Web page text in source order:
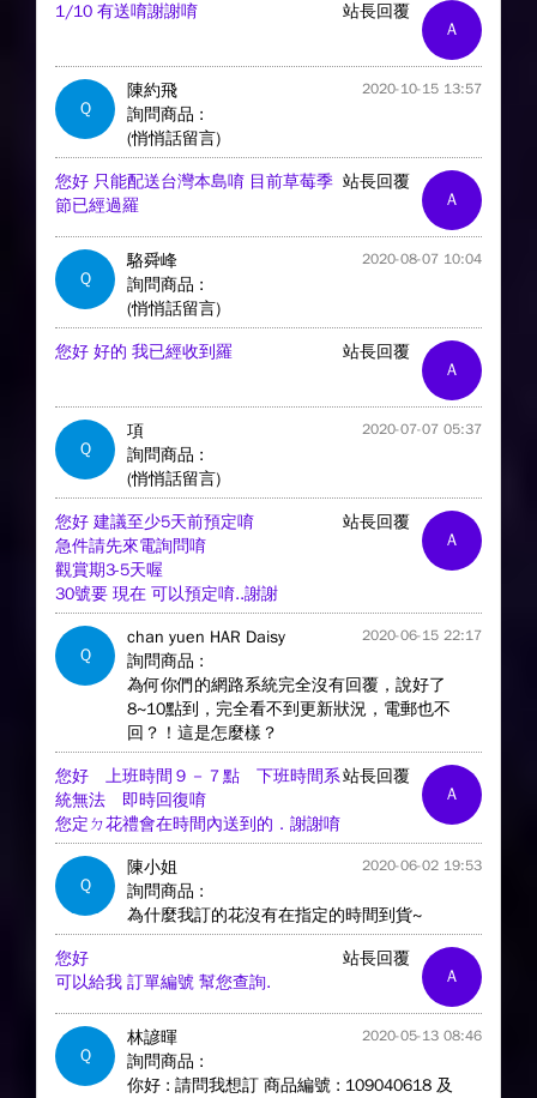
A
站長回覆
1/10 有送唷謝謝唷
Q
陳約飛 2020-10-15 13:57
詢問商品 :
(悄悄話留言)
A
站長回覆
您好 只能配送台灣本島唷 目前草莓季
節已經過羅
Q
駱舜峰 2020-08-07 10:04
詢問商品 :
(悄悄話留言)
A
站長回覆
您好 好的 我已經收到羅
Q
項 2020-07-07 05:37
詢問商品 :
(悄悄話留言)
A
站長回覆
您好 建議至少5天前預定唷
急件請先來電詢問唷
觀賞期3-5天喔
30號要 現在 可以預定唷..謝謝
Q
chan yuen HAR Daisy 2020-06-15 22:17
詢問商品 :
為何你們的網路系統完全沒有回覆，說好了
8~10點到，完全看不到更新狀況，電郵也不
回？！這是怎麼樣？
A
站長回覆
您好 上班時間９－７點 下班時間系
統無法 即時回復唷
您定ㄉ花禮會在時間內送到的．謝謝唷
Q
陳小姐 2020-06-02 19:53
詢問商品 :
為什麼我訂的花沒有在指定的時間到貨~
A
站長回覆
您好
可以給我 訂單編號 幫您查詢.
Q
林諺暉 2020-05-13 08:46
詢問商品 :
你好 : 請問我想訂 商品編號 : 109040618 及